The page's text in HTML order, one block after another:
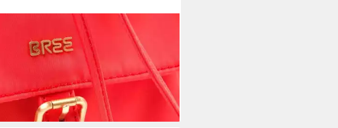
Schultertasche BREE Barcelona
NYLON 15 - Schultertasche / Beutel
119,95 €
lieferbar - in 2-3 Werktagen bei dir